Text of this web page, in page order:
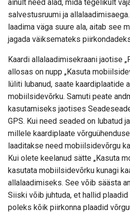
ainult need alad, mida tegelikult
salvestusruumi ja
laadima väga suure ala, aitab see
jagada väiksemateks
Kaardi allalaadimisekraani jaotise
allosas on nupp „Kasuta
lüliti lubanud, saate kaardiplaatide
mobiilsidevõrku. Samuti peate
kasutamiseks jaotises
GPS. Kui need seaded on lubatud
millele kaardiplaate
laaditakse need mobiilsidevõrgu
Kui olete keelanud sätte „Kasuta
kasutata mobiilsidevõrku kunagi
allalaadimiseks. See võib säästa
Siiski võib juhtuda, et hallid
poleks kõik piirkonna plaadid